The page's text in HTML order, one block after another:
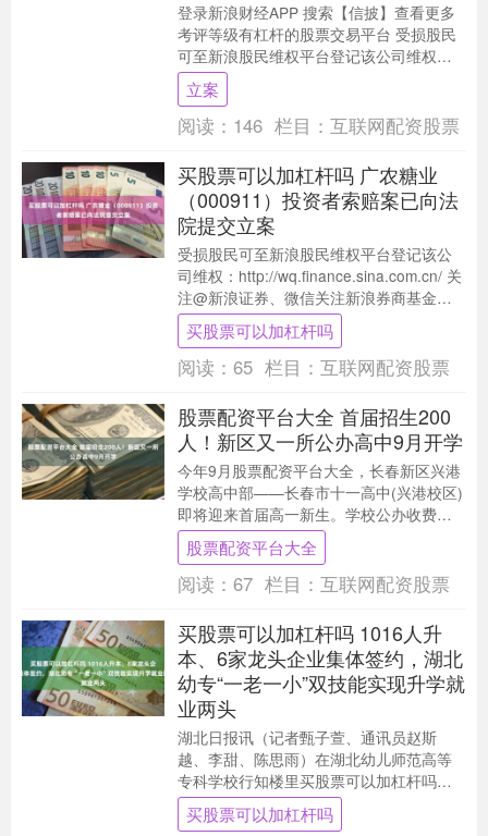
登录新浪财经APP 搜索【信披】查看更多
考评等级有杠杆的股票交易平台 受损股民
可至新浪股民维权平台登记该公司维权：
http://wq.finance.sina.....
立案
阅读： 146 栏目： 互联网配资股票
买股票可以加杠杆吗 广农糖业
（000911）投资者索赔案已向法
院提交立案
受损股民可至新浪股民维权平台登记该公
司维权：http://wq.finance.sina.com.cn/ 关
注@新浪证券、微信关注新浪券商基金、
百度搜索新浪股民....
买股票可以加杠杆吗
阅读： 65 栏目： 互联网配资股票
股票配资平台大全 首届招生200
人！新区又一所公办高中9月开学
今年9月股票配资平台大全，长春新区兴港
学校高中部——长春市十一高中(兴港校区)
即将迎来首届高一新生。学校公办收费、
住宿条件完善，填补长春新区临空经济示
范区优质公....
股票配资平台大全
阅读： 67 栏目： 互联网配资股票
买股票可以加杠杆吗 1016人升
本、6家龙头企业集体签约，湖北
幼专“一老一小”双技能实现升学就
业两头
湖北日报讯（记者甄子萱、通讯员赵斯
越、李甜、陈思雨）在湖北幼儿师范高等
专科学校行知楼里买股票可以加杠杆吗，
有两间特别的实训室。一墙之隔，一边摆
放着仿真婴儿和智能....
买股票可以加杠杆吗